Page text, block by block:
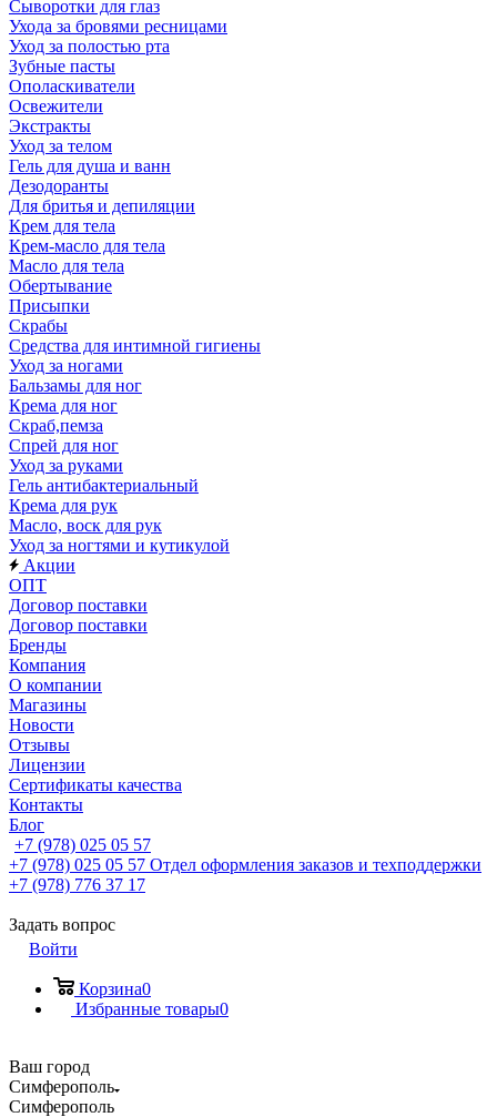
Сыворотки для глаз
Ухода за бровями ресницами
Уход за полостью рта
Зубные пасты
Ополаскиватели
Освежители
Экстракты
Уход за телом
Гель для душа и ванн
Дезодоранты
Для бритья и депиляции
Крем для тела
Крем-масло для тела
Масло для тела
Обертывание
Присыпки
Скрабы
Средства для интимной гигиены
Уход за ногами
Бальзамы для ног
Крема для ног
Скраб,пемза
Спрей для ног
Уход за руками
Гель антибактериальный
Крема для рук
Масло, воск для рук
Уход за ногтями и кутикулой
Акции
ОПТ
Договор поставки
Договор поставки
Бренды
Компания
О компании
Магазины
Новости
Отзывы
Лицензии
Сертификаты качества
Контакты
Блог
+7 (978) 025 05 57
+7 (978) 025 05 57 Отдел оформления заказов и техподдержки
+7 (978) 776 37 17
Задать вопрос
Войти
Корзина0
Избранные товары0
Ваш город
Симферополь
Симферополь